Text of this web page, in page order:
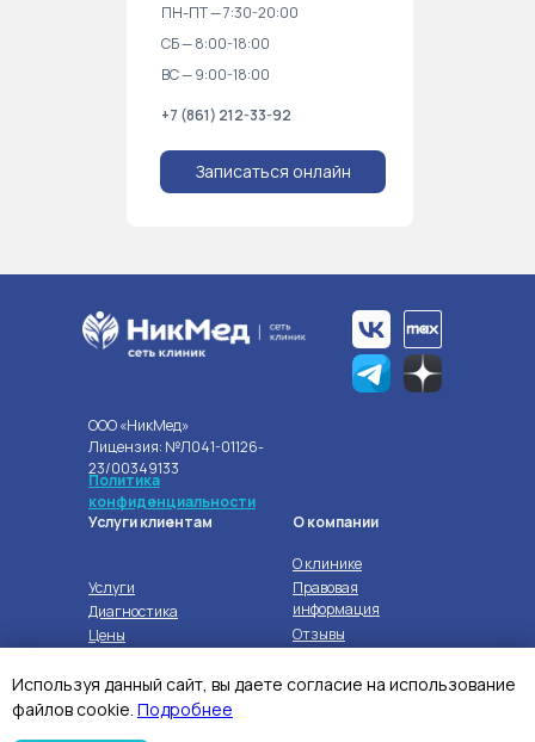
ПН-ПТ — 7:30-20:00
СБ — 8:00-18:00
ВС — 9:00-18:00
+7 (861) 212-33-92
Записаться онлайн
OOO «НикМед»
Лицензия: №Л041-01126-
23/00349133
Политика
конфиденциальности
Услуги клиентам
Услуги
Диагностика
Цены
Лечение по ДМС
О компании
О клинике
Правовая
информация
Отзывы
@2023 Все права защищены
Используя данный сайт, вы даете согласие на использование
файлов cookie. Подробнее